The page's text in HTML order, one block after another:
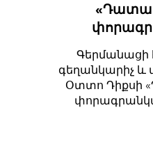
գեղանկարիչ և
Օտտո Դիքսի